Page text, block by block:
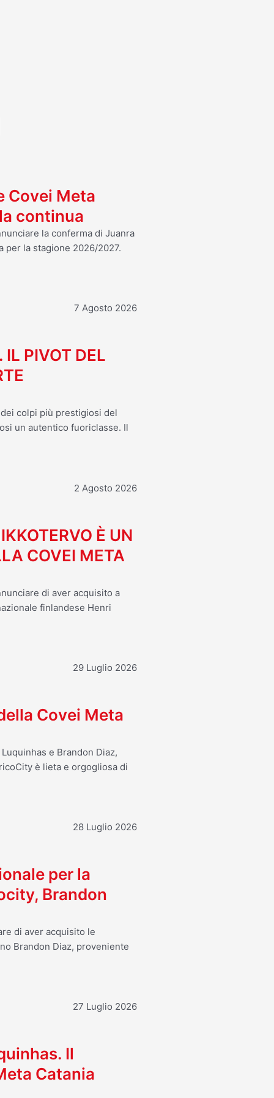
Covei Meta
continua
la conferma di Juanra
per la stagione 2026/2027.
7 Agosto 2026
IL PIVOT DEL
colpi più prestigiosi del
un autentico fuoriclasse. Il
2 Agosto 2026
È UN
COVEI META
di aver acquisito a
finlandese Henri
29 Luglio 2026
Covei Meta
e Brandon Diaz,
è lieta e orgogliosa di
28 Luglio 2026
per la
Brandon
di aver acquisito le
Brandon Diaz, proveniente
27 Luglio 2026
Il
Catania